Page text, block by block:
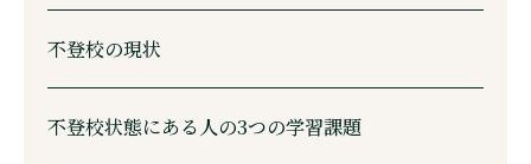
不登校の現状
不登校状態にある人の3つの学習課題